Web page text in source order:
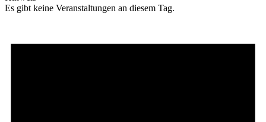
Es gibt keine Veranstaltungen an diesem Tag.